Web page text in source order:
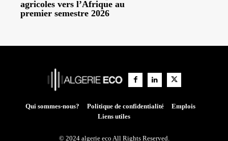
agricoles vers l’Afrique au
premier semestre 2026
Qui sommes-nous? Politique de confidentialité
Emplois
Liens utiles
© 2024 algerie eco All Rights Reserved.